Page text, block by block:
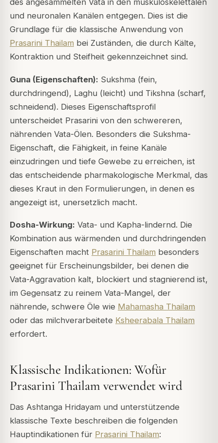
des angesammelten Vata in den muskuloskelettalen
und neuronalen Kanälen entgegen. Dies ist die
Grundlage für die klassische Anwendung von
Prasarini Thailam bei Zuständen, die durch Kälte,
Kontraktion und Steifheit gekennzeichnet sind.
Guna (Eigenschaften): Sukshma (fein,
durchdringend), Laghu (leicht) und Tikshna (scharf,
schneidend). Dieses Eigenschaftsprofil
unterscheidet Prasarini von den schwereren,
nährenden Vata-Ölen. Besonders die Sukshma-
Eigenschaft, die Fähigkeit, in feine Kanäle
einzudringen und tiefe Gewebe zu erreichen, ist
das entscheidende pharmakologische Merkmal, das
dieses Kraut in den Formulierungen, in denen es
angezeigt ist, unersetzlich macht.
Dosha-Wirkung: Vata- und Kapha-lindernd. Die
Kombination aus wärmenden und durchdringenden
Eigenschaften macht Prasarini Thailam besonders
geeignet für Erscheinungsbilder, bei denen die
Vata-Aggravation kalt, blockiert und stagnierend ist,
im Gegensatz zu reinem Vata-Mangel, der
nährende, schwere Öle wie Mahamasha Thailam
oder das milchverarbeitete Ksheerabala Thailam
erfordert.
Klassische Indikationen: Wofür
Prasarini Thailam verwendet wird
Das Ashtanga Hridayam und unterstützende
klassische Texte beschreiben die folgenden
Hauptindikationen für Prasarini Thailam: